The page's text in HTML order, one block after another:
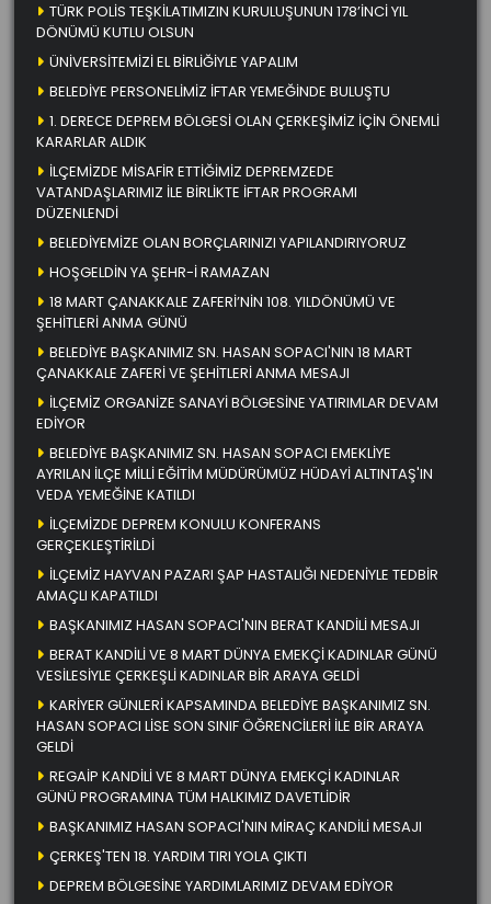
TÜRK POLİS TEŞKİLATIMIZIN KURULUŞUNUN 178’İNCİ YIL
DÖNÜMÜ KUTLU OLSUN
ÜNİVERSİTEMİZİ EL BİRLİĞİYLE YAPALIM
BELEDİYE PERSONELİMİZ İFTAR YEMEĞİNDE BULUŞTU
1. DERECE DEPREM BÖLGESİ OLAN ÇERKEŞİMİZ İÇİN ÖNEMLİ
KARARLAR ALDIK
İLÇEMİZDE MİSAFİR ETTİĞİMİZ DEPREMZEDE
VATANDAŞLARIMIZ İLE BİRLİKTE İFTAR PROGRAMI
DÜZENLENDİ
BELEDİYEMİZE OLAN BORÇLARINIZI YAPILANDIRIYORUZ
HOŞGELDİN YA ŞEHR-İ RAMAZAN
18 MART ÇANAKKALE ZAFERİ’NİN 108. YILDÖNÜMÜ VE
ŞEHİTLERİ ANMA GÜNÜ
BELEDİYE BAŞKANIMIZ SN. HASAN SOPACI'NIN 18 MART
ÇANAKKALE ZAFERİ VE ŞEHİTLERİ ANMA MESAJI
İLÇEMİZ ORGANİZE SANAYİ BÖLGESİNE YATIRIMLAR DEVAM
EDİYOR
BELEDİYE BAŞKANIMIZ SN. HASAN SOPACI EMEKLİYE
AYRILAN İLÇE MİLLİ EĞİTİM MÜDÜRÜMÜZ HÜDAYİ ALTINTAŞ'IN
VEDA YEMEĞİNE KATILDI
İLÇEMİZDE DEPREM KONULU KONFERANS
GERÇEKLEŞTİRİLDİ
İLÇEMİZ HAYVAN PAZARI ŞAP HASTALIĞI NEDENİYLE TEDBİR
AMAÇLI KAPATILDI
BAŞKANIMIZ HASAN SOPACI'NIN BERAT KANDİLİ MESAJI
BERAT KANDİLİ VE 8 MART DÜNYA EMEKÇİ KADINLAR GÜNÜ
VESİLESİYLE ÇERKEŞLİ KADINLAR BİR ARAYA GELDİ
KARİYER GÜNLERİ KAPSAMINDA BELEDİYE BAŞKANIMIZ SN.
HASAN SOPACI LİSE SON SINIF ÖĞRENCİLERİ İLE BİR ARAYA
GELDİ
REGAİP KANDİLİ VE 8 MART DÜNYA EMEKÇİ KADINLAR
GÜNÜ PROGRAMINA TÜM HALKIMIZ DAVETLİDİR
BAŞKANIMIZ HASAN SOPACI'NIN MİRAÇ KANDİLİ MESAJI
ÇERKEŞ'TEN 18. YARDIM TIRI YOLA ÇIKTI
DEPREM BÖLGESİNE YARDIMLARIMIZ DEVAM EDİYOR